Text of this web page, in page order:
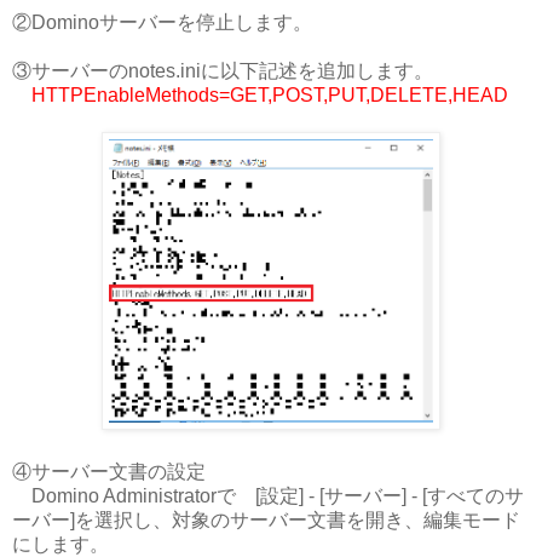
②Dominoサーバーを停止します。
③サーバーのnotes.iniに以下記述を追加します。
HTTPEnableMethods=GET,POST,PUT,DELETE,HEAD
④サーバー文書の設定
Domino Administratorで [設定] - [サーバー] - [すべてのサ
ーバー]を選択し、対象のサーバー文書を開き、編集モード
にします。